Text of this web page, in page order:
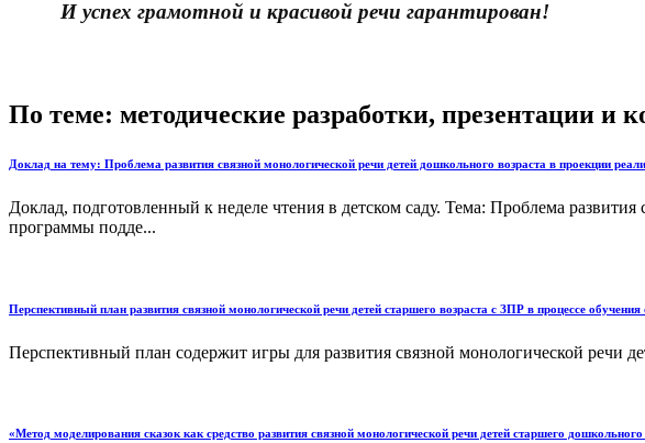
И успех грамотной и красивой речи гарантирован!
По теме: методические разработки, презентации и
Доклад на тему: Проблема развития связной монологической речи детей дошкольного возраста в проекции
Доклад, подготовленный к неделе чтения в детском саду. Тема: Проблема
программы подде...
Перспективный план развития связной монологической речи детей старшего возраста с ЗПР в процессе
Перспективный план содержит игры для развития связной монологической речи
«Метод моделирования сказок как средство развития связной монологической речи детей старшего